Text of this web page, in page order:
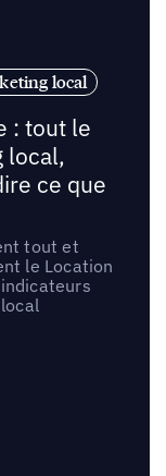
local
: tout le
local,
ce que
tout et
le Location